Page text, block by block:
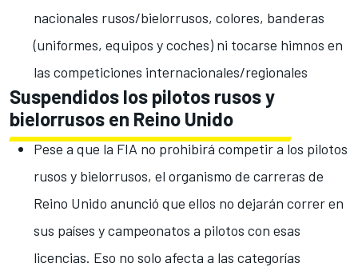
nacionales rusos/bielorrusos, colores, banderas
(uniformes, equipos y coches) ni tocarse himnos en
las competiciones internacionales/regionales
Suspendidos los pilotos rusos y
bielorrusos en Reino Unido
Pese a que la FIA no prohibirá competir a los pilotos
rusos y bielorrusos, el organismo de carreras de
Reino Unido anunció que ellos no dejarán correr en
sus países y campeonatos a pilotos con esas
licencias. Eso no solo afecta a las categorías